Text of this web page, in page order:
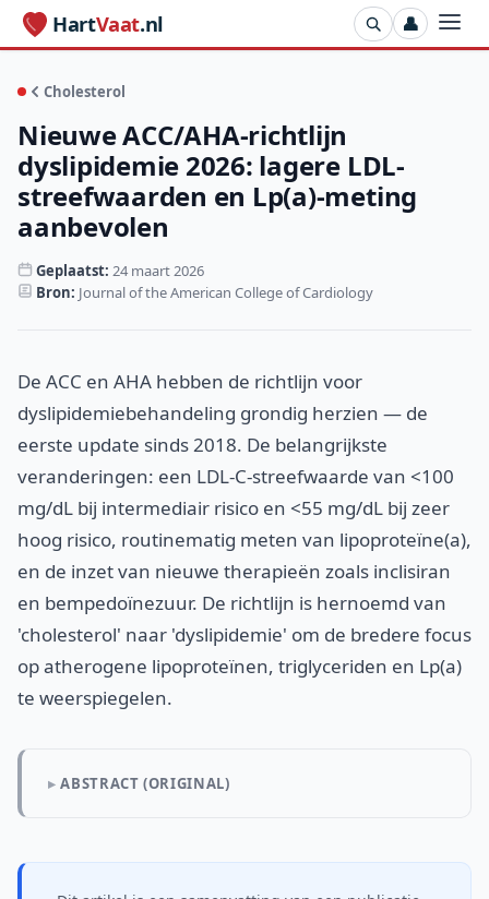
HartVaat.nl 👤
Cholesterol
Nieuwe ACC/AHA-richtlijn
dyslipidemie 2026: lagere LDL-
streefwaarden en Lp(a)-meting
aanbevolen
Geplaatst: 24 maart 2026
Bron: Journal of the American College of Cardiology
De ACC en AHA hebben de richtlijn voor
dyslipidemiebehandeling grondig herzien — de
eerste update sinds 2018. De belangrijkste
veranderingen: een LDL-C-streefwaarde van <100
mg/dL bij intermediair risico en <55 mg/dL bij zeer
hoog risico, routinematig meten van lipoproteïne(a),
en de inzet van nieuwe therapieën zoals inclisiran
en bempedoïnezuur. De richtlijn is hernoemd van
'cholesterol' naar 'dyslipidemie' om de bredere focus
op atherogene lipoproteïnen, triglyceriden en Lp(a)
te weerspiegelen.
ABSTRACT (ORIGINAL)